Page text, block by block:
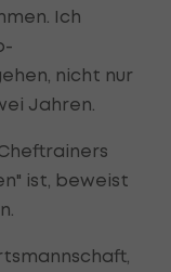
Ich
nicht nur
Jahren.
ist, beweist